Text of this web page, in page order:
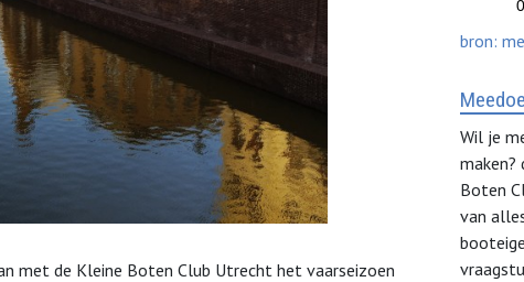
met de Kleine Boten Club Utrecht het vaarseizoen
bron:
Wil je
maken?
Boten
van